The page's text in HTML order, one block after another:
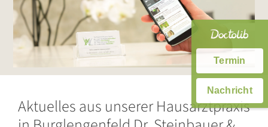
Termin
Nachricht
Aktuelles aus unserer Hausarztpraxis